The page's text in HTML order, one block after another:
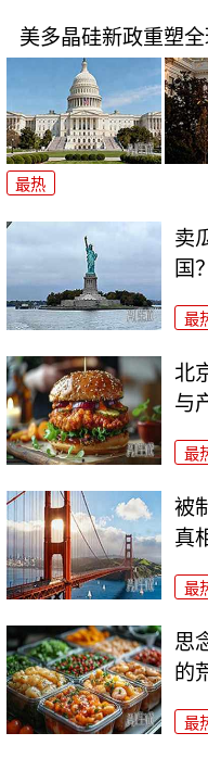
美多晶硅新政重塑
最热
卖
国？
最
北
与
最
被
真
最
思
的
最